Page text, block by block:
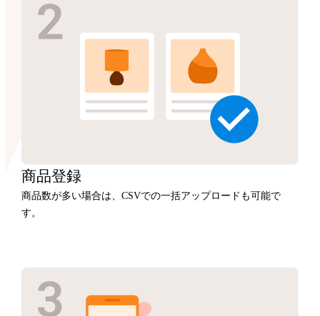
商品登録
商品数が多い場合は、CSVでの一括アップロードも可能で
す。